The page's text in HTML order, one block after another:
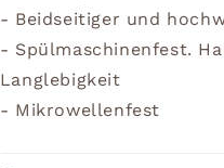
- Beidseitiger und
- Spülmaschinenfest.
Langlebigkeit
- Mikrowellenfest